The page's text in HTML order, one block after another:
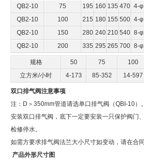
QB2-10
75 195 160 135 470 4-
QB2-10
100 215 180 155 500 4-
QB2-10
150 280 240 210 540 8-
QB2-10
200 335 295 265 700 8-
规格 50 75 100
立方米/小时
4-173 85-352 14-597
双口排气阀注意事项
注：D＞350mm管道请选单口排气阀（QBI-10）。
安装双口排气阀，底下一定要安装一只保护阀门
检修停水。
如需方要求排气阀法兰大小尺寸如变动，请在合
产品外形尺寸图